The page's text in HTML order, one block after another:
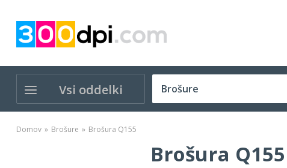
Vsi oddelki
Domov Brošure Brošura Q155
Brošura